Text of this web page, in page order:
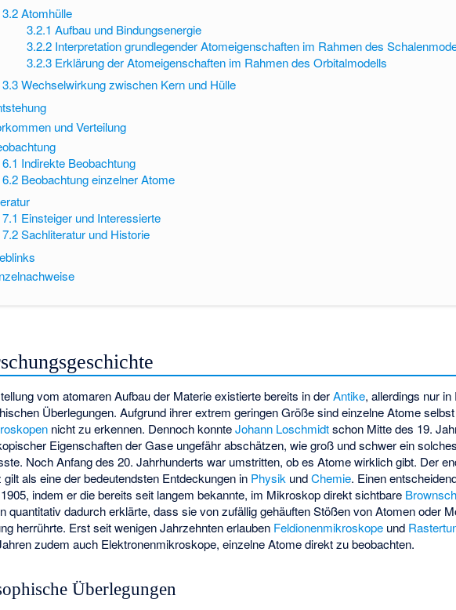
3.2 Atomhülle
3.2.1 Aufbau und Bindungsenergie
3.2.2 Interpretation grundlegender Atomeigenschaften im Rahmen des
3.2.3 Erklärung der Atomeigenschaften im Rahmen des Orbitalmodells
3.3 Wechselwirkung zwischen Kern und Hülle
und Verteilung
6.1 Indirekte Beobachtung
6.2 Beobachtung einzelner Atome
7.1 Einsteiger und Interessierte
7.2 Sachliteratur und Historie
vom atomaren Aufbau der Materie existierte bereits in derAntike, allerdings nur
Überlegungen. Aufgrund ihrer extrem geringen Größe sind einzelne Atome
nicht zu erkennen. Dennoch konnteJohann Loschmidtschon Mitte des 19.
Eigenschaften der Gase ungefähr abschätzen, wie groß und schwer ein
Noch Anfang des 20. Jahrhunderts war umstritten, ob es Atome wirklich gibt. Der
gilt als eine der bedeutendsten Entdeckungen in Physik undChemie. Einen
1905, indem er die bereits seit langem bekannte, im Mikroskop direkt sichtbare
quantitativ dadurch erklärte, dass sie von zufällig gehäuften Stößen von Atomen oder
herrührte. Erst seit wenigen Jahrzehnten erlauben Feldionenmikroskope und
zudem auch Elektronenmikroskope, einzelne Atome direkt zu beobachten.
Überlegungen